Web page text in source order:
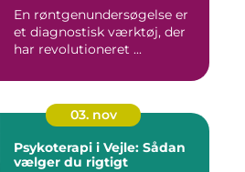
En røntgenundersøgelse er
et diagnostisk værktøj, der
har revolutioneret ...
03. nov
Psykoterapi i Vejle: Sådan
vælger du rigtigt